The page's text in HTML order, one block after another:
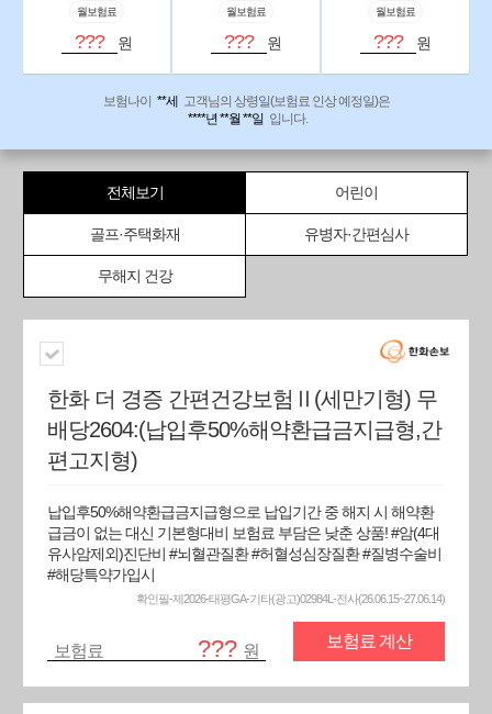
(납입후50%해약환
급금지급형,간편고
지형)
월보험료
??? 원
50%해약환급금지
급형_건강고지형
월보험료
??? 원
월보험료
??? 원
보험나이 **세
고객님의 상령일(보험료 인상 예정일)은
****년 **월 **일 입니다.
전체보기 어린이
골프·주택화재 유병자·간편심사
무해지 건강
한화 더 경증 간편건강보험Ⅱ(세만기형) 무
배당2604:(납입후50%해약환급금지급형,간
편고지형)
납입후50%해약환급금지급형으로 납입기간 중 해지 시 해약환
급금이 없는 대신 기본형대비 보험료 부담은 낮춘 상품! #암(4대
유사암제외)진단비 #뇌혈관질환 #허혈성심장질환 #질병수술비
#해당특약가입시
확인필-제2026-태평GA-기타(광고)02984L-전사(26.06.15~27.06.14)
보험료 ??? 원
보험료 계산